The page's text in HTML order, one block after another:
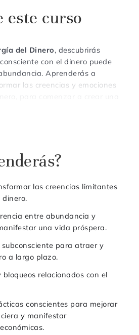
este curso
del Dinero, descubrirás
con el dinero puede
Aprenderás a
las creencias y emociones
perspectiva, mejorando tanto
riqueza.
exterior podés pagar en
o transferencia bancaria. ¡Sin
queda alguna duda, nos
whastapp
las creencias limitantes
entre abundancia y
una vida próspera.
para atraer y
a largo plazo.
relacionados con el
conscientes para mejorar
y manifestar